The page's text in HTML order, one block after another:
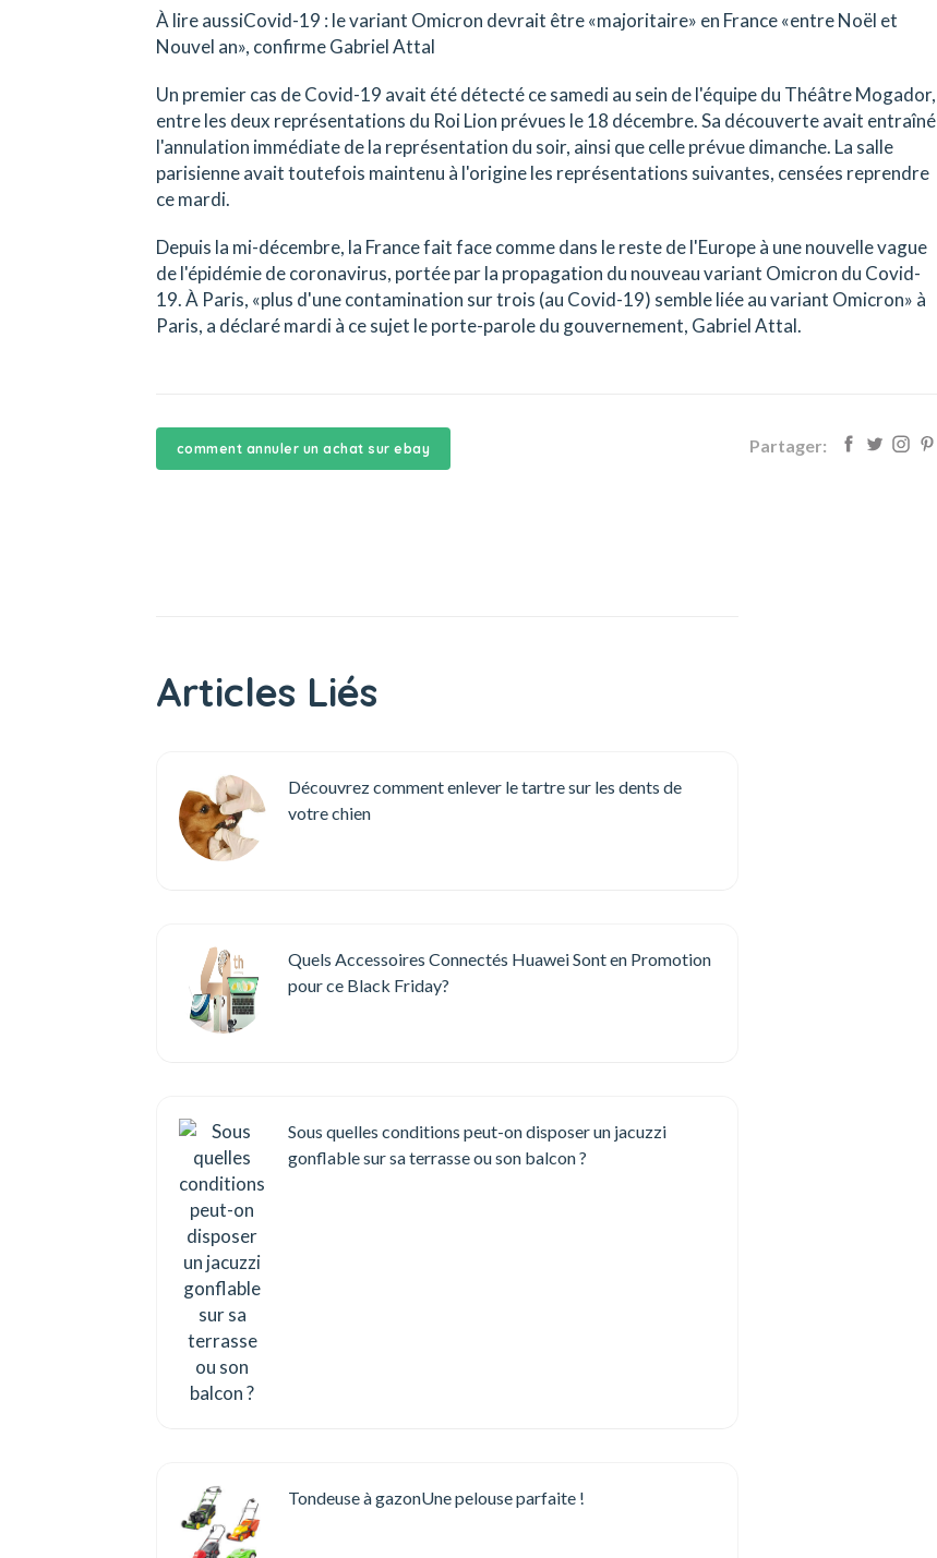
À lire aussiCovid-19 : le variant Omicron devrait être «majoritaire» en France «entre Noël et
Nouvel an», confirme Gabriel Attal
Un premier cas de Covid-19 avait été détecté ce samedi au sein de l'équipe du Théâtre Mogador,
entre les deux représentations du Roi Lion prévues le 18 décembre. Sa découverte avait entraîné
l'annulation immédiate de la représentation du soir, ainsi que celle prévue dimanche. La salle
parisienne avait toutefois maintenu à l'origine les représentations suivantes, censées reprendre
ce mardi.
Depuis la mi-décembre, la France fait face comme dans le reste de l'Europe à une nouvelle vague
de l'épidémie de coronavirus, portée par la propagation du nouveau variant Omicron du Covid-
19. À Paris, «plus d'une contamination sur trois (au Covid-19) semble liée au variant Omicron» à
Paris, a déclaré mardi à ce sujet le porte-parole du gouvernement, Gabriel Attal.
comment annuler un achat sur ebay Partager:
Articles Liés
Découvrez comment enlever le tartre sur les dents de
votre chien
Quels Accessoires Connectés Huawei Sont en Promotion
pour ce Black Friday?
Sous quelles conditions peut-on disposer un jacuzzi
gonflable sur sa terrasse ou son balcon ?
Tondeuse à gazonUne pelouse parfaite !